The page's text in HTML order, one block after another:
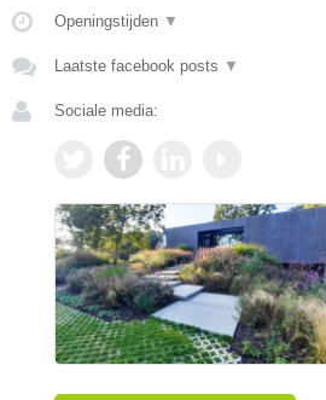
Openingstijden ▼
Laatste facebook posts ▼
Sociale media: